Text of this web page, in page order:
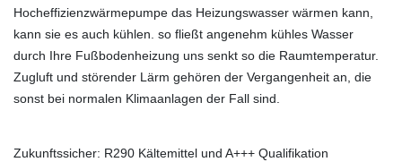
Hocheffizienzwärmepumpe das Heizungswasser wärmen kann,
kann sie es auch kühlen. so fließt angenehm kühles Wasser
durch Ihre Fußbodenheizung uns senkt so die Raumtemperatur.
Zugluft und störender Lärm gehören der Vergangenheit an, die
sonst bei normalen Klimaanlagen der Fall sind.
Zukunftssicher: R290 Kältemittel und A+++ Qualifikation